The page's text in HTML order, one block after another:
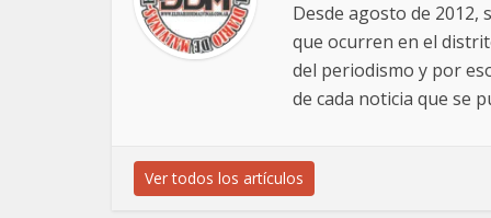
Desde agosto de
que ocurren en el
del periodismo y por
de cada noticia que se
Ver todos los artículos